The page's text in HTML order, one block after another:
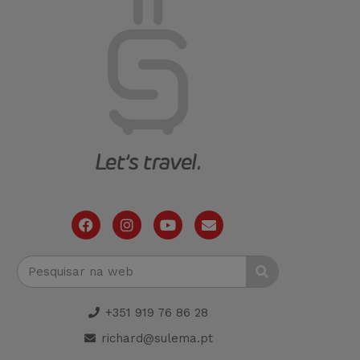
+351 919 76 86 28
richard@sulema.pt